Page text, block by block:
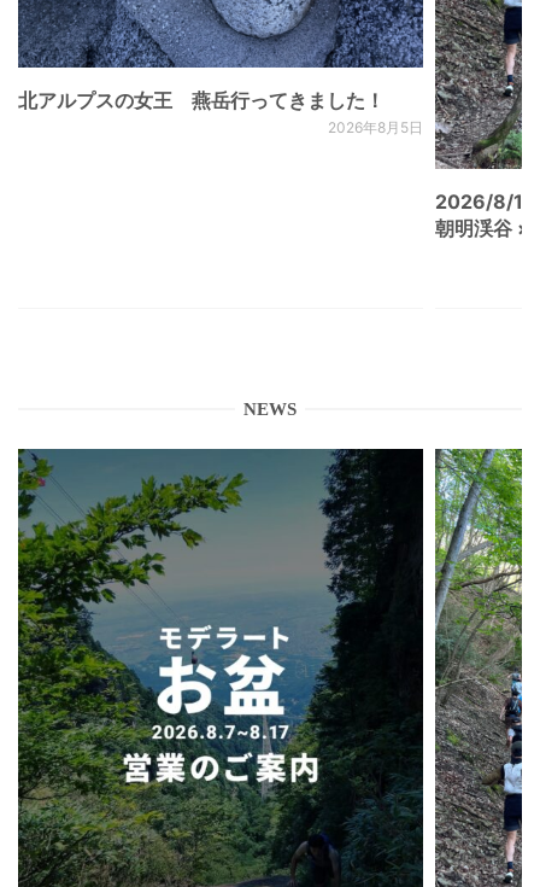
北アルプスの女王 燕岳行ってきました！
2026年8月5日
2026/8/
朝明渓谷 ×
NEWS